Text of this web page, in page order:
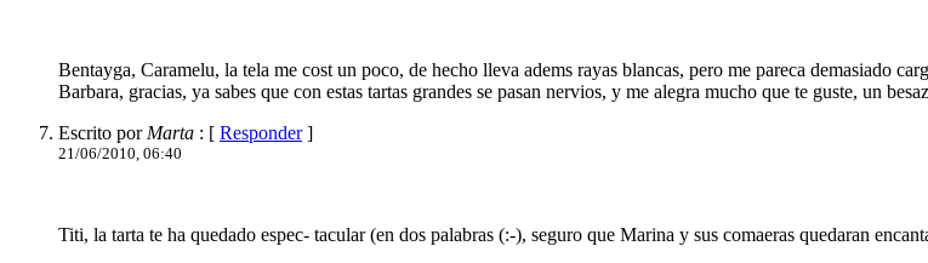
Bentayga, Caramelu, la tela me cost un poco, de hecho lleva adems rayas blancas, pero me pareca demasiado
Barbara, gracias, ya sabes que con estas tartas grandes se pasan nervios, y me alegra mucho que te guste, un
Escrito por Marta : [ Responder]
21/06/2010, 06:40
Titi, la tarta te ha quedado espec- tacular (en dos palabras (:-), seguro que Marina y sus comaeras quedaran